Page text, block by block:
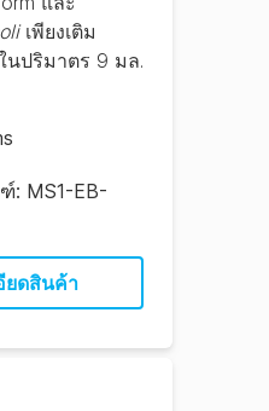
เพียงเติม
นปริมาตร 9 มล.
: MS1-EB-
ยดสินค้า